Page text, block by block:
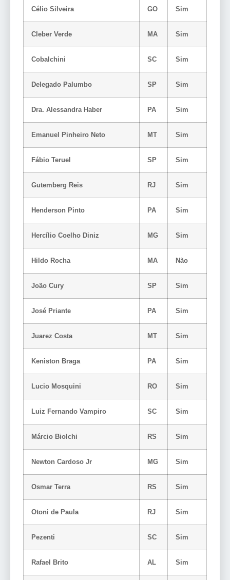
Célio Silveira GO Sim
Cleber Verde MA Sim
Cobalchini SC Sim
Delegado Palumbo SP Sim
Dra. Alessandra Haber PA Sim
Emanuel Pinheiro Neto MT Sim
Fábio Teruel SP Sim
Gutemberg Reis RJ Sim
Henderson Pinto PA Sim
Hercílio Coelho Diniz MG Sim
Hildo Rocha MA Não
João Cury SP Sim
José Priante PA Sim
Juarez Costa MT Sim
Keniston Braga PA Sim
Lucio Mosquini RO Sim
Luiz Fernando Vampiro SC Sim
Márcio Biolchi RS Sim
Newton Cardoso Jr MG Sim
Osmar Terra RS Sim
Otoni de Paula RJ Sim
Pezenti SC Sim
Rafael Brito AL Sim